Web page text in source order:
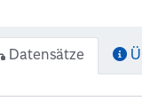
Datensätze